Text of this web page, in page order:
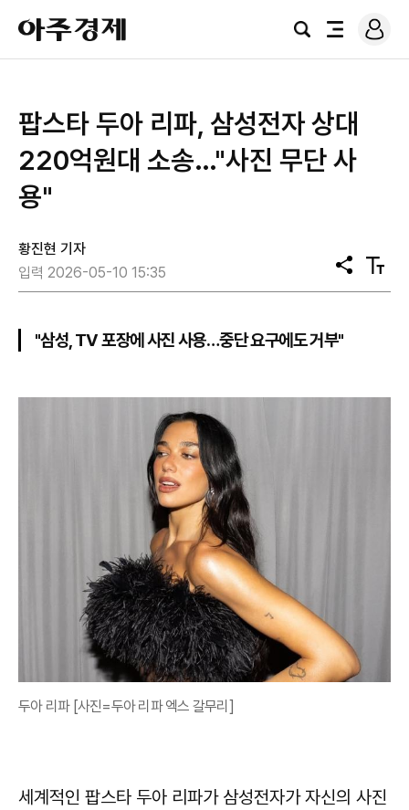
아
주
경
검
전
로
그
팝스타 두아 리파, 삼성전자 상대
220억원대 소송…"사진 무단 사
용"
황진현 기자
입력 2026-05-10 15:35
공
유
텍
스
"삼성, TV 포장에 사진 사용…중단 요구에도 거부"
두아 리파 [사진=두아 리파 엑스 갈무리]
세계적인 팝스타 두아 리파가 삼성전자가 자신의 사진